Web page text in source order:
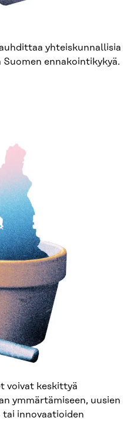
yhteiskunnallisia
ennakointikykyä.
voivat keskittyä
ymmärtämiseen, uusien
innovaatioiden